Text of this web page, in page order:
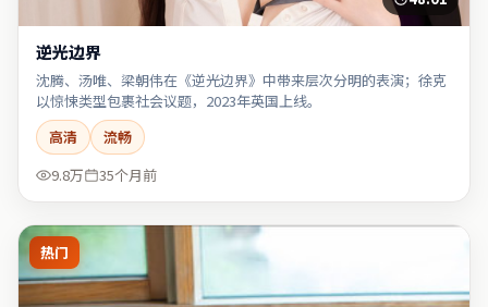
逆光边界
沈腾、汤唯、梁朝伟在《逆光边界》中带来层次分明的表演；徐克
以惊悚类型包裹社会议题，2023年英国上线。
高清
流畅
9.8万
35个月前
热门